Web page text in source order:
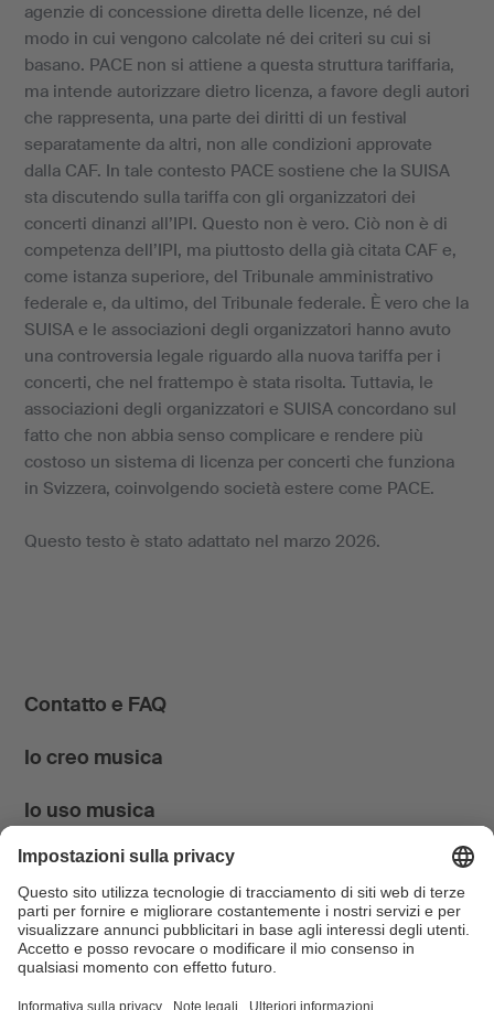
agenzie di concessione diretta delle licenze, né del
modo in cui vengono calcolate né dei criteri su cui si
basano. PACE non si attiene a questa struttura tariffaria,
ma intende autorizzare dietro licenza, a favore degli autori
che rappresenta, una parte dei diritti di un festival
separatamente da altri, non alle condizioni approvate
dalla CAF. In tale contesto PACE sostiene che la SUISA
sta discutendo sulla tariffa con gli organizzatori dei
concerti dinanzi all’IPI. Questo non è vero. Ciò non è di
competenza dell’IPI, ma piuttosto della già citata CAF e,
come istanza superiore, del Tribunale amministrativo
federale e, da ultimo, del Tribunale federale. È vero che la
SUISA e le associazioni degli organizzatori hanno avuto
una controversia legale riguardo alla nuova tariffa per i
concerti, che nel frattempo è stata risolta. Tuttavia, le
associazioni degli organizzatori e SUISA concordano sul
fatto che non abbia senso complicare e rendere più
costoso un sistema di licenza per concerti che funziona
in Svizzera, coinvolgendo società estere come PACE.
Questo testo è stato adattato nel marzo 2026.
Contatto e FAQ
Io creo musica
Io uso musica
News & Agenda
FONDATION SUISA ↗